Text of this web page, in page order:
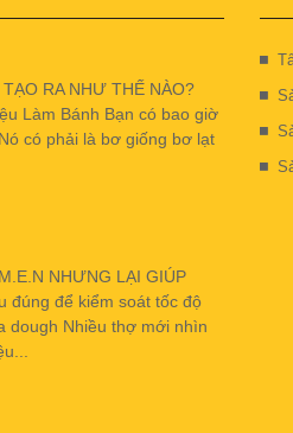
RA NHƯ THẾ NÀO?
Làm Bánh Bạn có bao giờ
có phải là bơ giống bơ lạt
NHƯNG LẠI GIÚP
đúng để kiểm soát tốc độ
dough Nhiều thợ mới nhìn